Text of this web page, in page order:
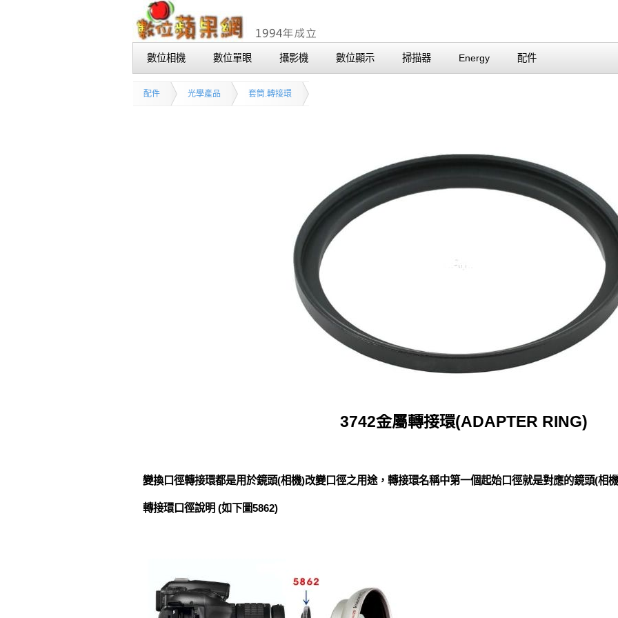
數位相機 數位單眼 攝影機 數位顯示 掃描器 Energy 配件
配件 光學產品 套筒.轉接環
3742金屬轉接環(ADAPTER RING)
變換口徑轉接環都是用於鏡頭(相機)改變口徑之用途，轉接環名稱中第一個起始口徑就是對應的鏡頭(相
轉接環口徑說明 (如下圖5862)